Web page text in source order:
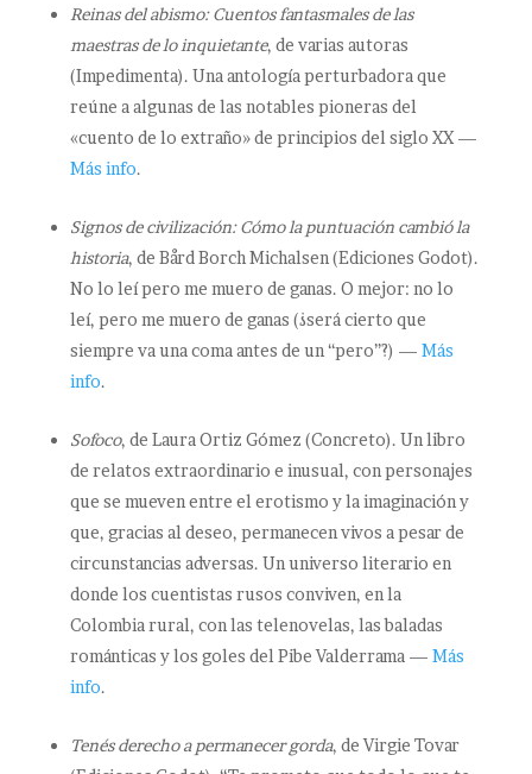
Reinas del abismo: Cuentos fantasmales de las
maestras de lo inquietante, de varias autoras
(Impedimenta). Una antología perturbadora que
reúne a algunas de las notables pioneras del
«cuento de lo extraño» de principios del siglo XX —
Más info.
Signos de civilización: Cómo la puntuación cambió la
historia, de Bård Borch Michalsen (Ediciones Godot).
No lo leí pero me muero de ganas. O mejor: no lo
leí, pero me muero de ganas (¿será cierto que
siempre va una coma antes de un “pero”?) — Más
info.
Sofoco, de Laura Ortiz Gómez (Concreto). Un libro
de relatos extraordinario e inusual, con personajes
que se mueven entre el erotismo y la imaginación y
que, gracias al deseo, permanecen vivos a pesar de
circunstancias adversas. Un universo literario en
donde los cuentistas rusos conviven, en la
Colombia rural, con las telenovelas, las baladas
románticas y los goles del Pibe Valderrama — Más
info.
Tenés derecho a permanecer gorda, de Virgie Tovar